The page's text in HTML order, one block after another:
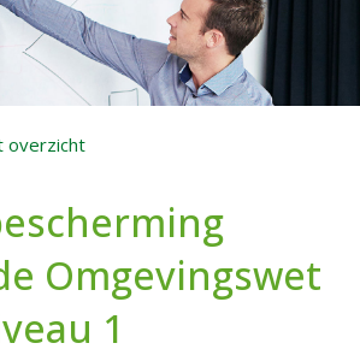
overzicht
Omgevingswet
1